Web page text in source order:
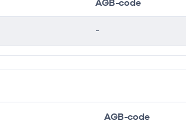
AGB-code
-
AGB-code